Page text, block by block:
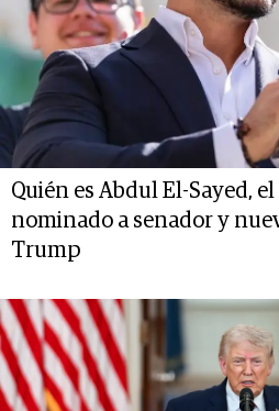
Quién es Abdul El-Sayed,
nominado a senador y
Trump